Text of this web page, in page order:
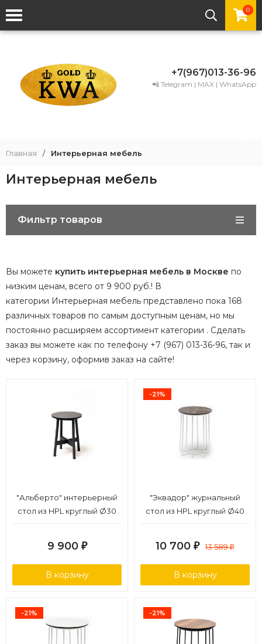
0
+7(967)013-36-96
📲 Telegram | MAX | WhatsApp
Главная / Интерьерная мебель
Интерьерная мебель
Фильтр товаров
Вы можете купить интерьерная мебель в Москве по
низким ценам, всего от 9 900 руб.! В
категории Интерьерная мебель представлено пока 168
различных товаров по самым доступным ценам, но мы
постоянно расширяем ассортимент категории . Сделать
заказ вы можете как по телефону +7 (967) 013-36-96, так и
через корзину, оформив заказ на сайте!
"Альберто" интерьерный
стол из HPL круглый Ø30
9 900 ₽
В корзину
-21%
"Эквадор" журнальный
стол из HPL круглый Ø40
столешницы "серый
мрамор"
10 700 ₽ 13 589₽
В корзину
-21% -21%